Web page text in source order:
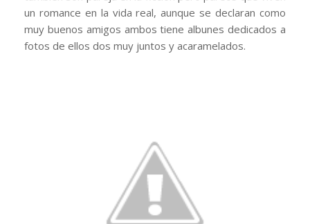
un romance en la vida real, aunque se declaran como
muy buenos amigos ambos tiene albunes dedicados a
fotos de ellos dos muy juntos y acaramelados.